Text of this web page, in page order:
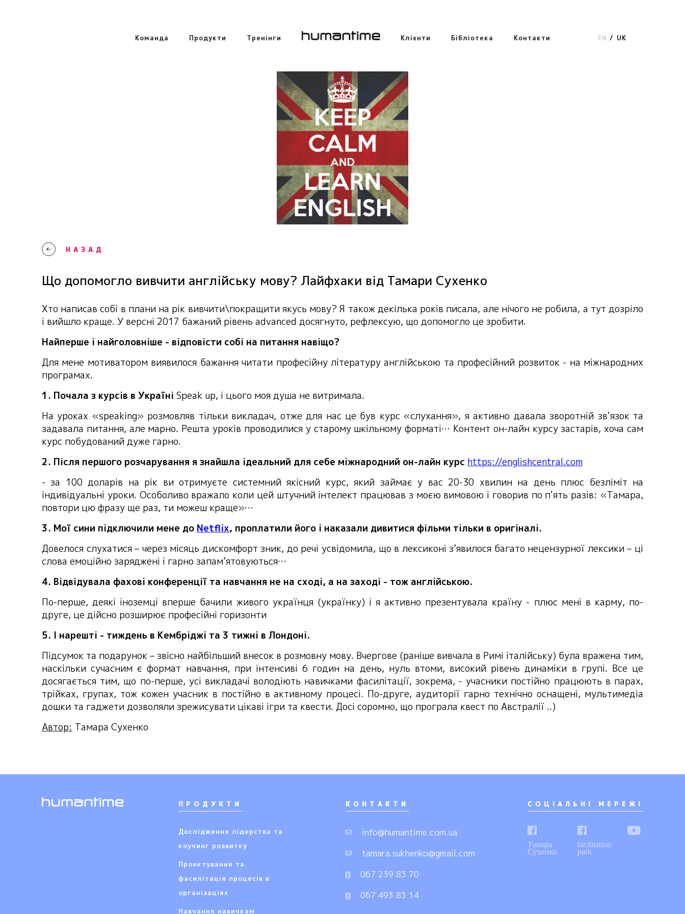
Команда Продукти Тренінги Клієнти Бібліотека Контакти EN UK
НАЗАД
Що допомогло вивчити англійську мову? Лайфхаки від Тамари Сухенко
Хто написав собі в плани на рік вивчити\покращити якусь мову? Я також декілька років писала, але нічого не робила, а тут дозріло
і вийшло краще. У версні 2017 бажаний рівень advanced досягнуто, рефлексую, що допомогло це зробити.
Найперше і найголовніше - відповісти собі на питання навіщо?
Для мене мотиватором виявилося бажання читати професійну літературу англійською та професійний розвиток - на міжнародних
програмах.
1. Почала з курсів в Україні Speak up, і цього моя душа не витримала.
На уроках «speaking» розмовляв тільки викладач, отже для нас це був курс «слухання», я активно давала зворотній зв'язок та
задавала питання, але марно. Решта уроків проводилися у старому шкільному форматі… Контент он-лайн курсу застарів, хоча сам
курс побудований дуже гарно.
2. Після першого розчарування я знайшла ідеальний для себе міжнародний он-лайн курс https://englishcentral.com
- за 100 доларів на рік ви отримуєте системний якісний курс, який займає у вас 20-30 хвилин на день плюс безліміт на
індивідуальні уроки. Особоливо вражало коли цей штучний інтелект працював з моєю вимовою і говорив по п'ять разів: «Тамара,
повтори цю фразу ще раз, ти можеш краще»…
3. Мої сини підключили мене до Netflix, проплатили його і наказали дивитися фільми тільки в оригіналі.
Довелося слухатися – через місяць дискомфорт зник, до речі усвідомила, що в лексиконі з’явилося багато нецензурної лексики – ці
слова емоційно заряджені і гарно запам’ятовуються…
4. Відвідувала фахові конференції та навчання не на сході, а на заході - тож англійською.
По-перше, деякі іноземці вперше бачили живого українця (українку) і я активно презентувала країну - плюс мені в карму, по-
друге, це дійсно розширює професійні горизонти
5. І нарешті - тиждень в Кембріджі та 3 тижні в Лондоні.
Підсумок та подарунок – звісно найбільший внесок в розмовну мову. Вчергове (раніше вивчала в Римі італійську) була вражена тим,
наскільки сучасним є формат навчання, при інтенсиві 6 годин на день, нуль втоми, високий рівень динаміки в групі. Все це
досягається тим, що по-перше, усі викладачі володіють навичками фасилітації, зокрема, - учасники постійно працюють в парах,
трійках, групах, тож кожен учасник в постійно в активному процесі. По-друге, аудиторії гарно технічно оснащені, мультимедіа
дошки та гаджети дозволяли зрежисувати цікаві ігри та квести. Досі соромно, що програла квест по Австралії ..)
Автор: Тамара Сухенко
ПРОДУКТИ
Дослідження лідерства та
коучинг розвитку
Проектування та
фасилітація процесів в
організаціях
Навчання навичкам
КОНТАКТИ
info@humantime.com.ua
tamara.sukhenko@gmail.com
067 239 83 70
067 493 83 14
СОЦIАЛЬНI МЕРЕЖI
Тамара
Сухенко
facilitation
park